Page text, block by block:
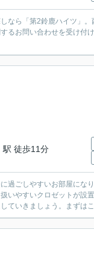
なら「第2鈴鹿ハイツ」
るお問い合わせを受け付
駅 徒歩11分
過ごしやすいお部屋にな
いやすいクロゼットが設
ていきましょう。まずは